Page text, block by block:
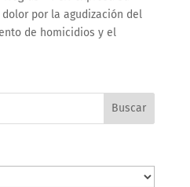
por la agudización del
de homicidios y el
Buscar